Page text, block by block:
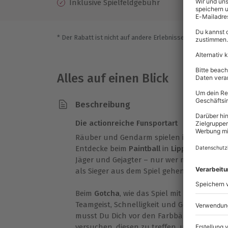
Inklusive Spielfeldgebühr
* Der Rabatt ist nicht auf andere Erlebnisse bei der
Alles auf einen Blick
Beschreibung
Die actionreiche Funsportart
Räuber und Gendarm spielen ist nur was
Entdecke beim Paintball in Lippstadtden
Jäger und Gejagter – nur wer mit Seinem
als Sieger aus dem Spiel gehen!
Beim Gotcha, wie das Spiel mit den
Teamgeist, Schnelligkeit und
musst Du Dich vor den Farbbällen des